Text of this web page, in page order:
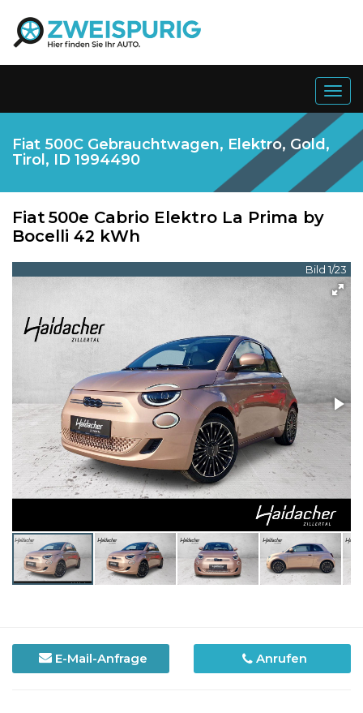
Fiat 500C Gebrauchtwagen, Elektro, Gold,
Tirol, ID 1994490
Fiat 500e Cabrio Elektro La Prima by
Bocelli 42 kWh
Bild 1/23
E-Mail-Anfrage Anrufen